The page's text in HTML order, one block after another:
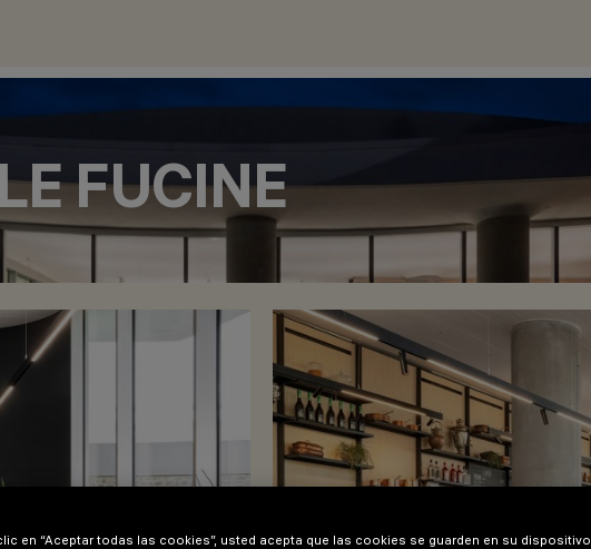
FUCINE
en “Aceptar todas las cookies”, usted acepta que las cookies se guarden en su dispositivo